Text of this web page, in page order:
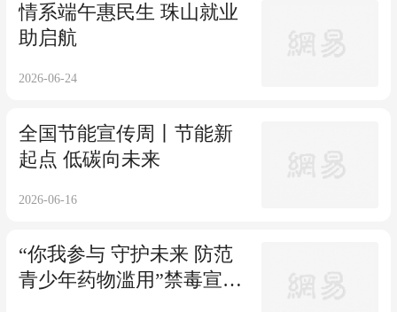
情系端午惠民生 珠山就业
助启航
2026-06-24
全国节能宣传周丨节能新
起点 低碳向未来
2026-06-16
“你我参与 守护未来 防范
青少年药物滥用”禁毒宣传